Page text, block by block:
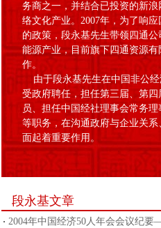
务商之一，并结合已投资的新
络文化产业。2007年，为了响
的政策，段永基先生带领四通
能源产业，目前旗下四通资源
作。
由于段永基先生在中国非公
受政府聘任，担任第三届、第
员、担任中国经社理事会常务
等职务，在沟通政府与企业关
面起着重要作用。
段永基文章
2004年中国经济50人年会会议纪